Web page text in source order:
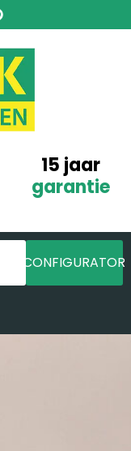
15 jaar
garantie
CONFIGURATOR